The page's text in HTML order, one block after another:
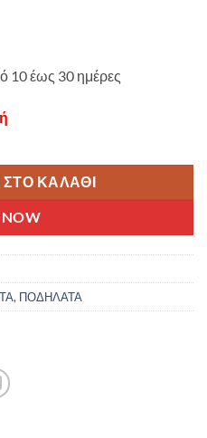
10 έως 30 ημέρες
ΚΑΛΆΘΙ
NOW
, ΠΟΔΗΛΑΤΑ